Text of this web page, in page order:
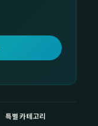
특별 카테고리